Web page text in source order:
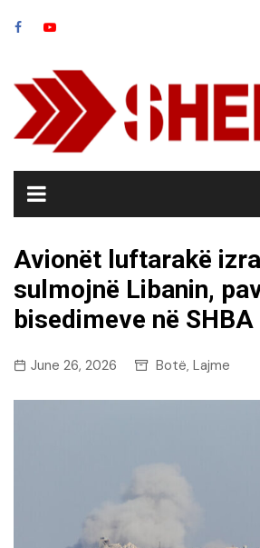
Avionët luftarakë
sulmojnë Libanin,
bisedimeve në SHBA
June 26, 2026 Botë, Lajme